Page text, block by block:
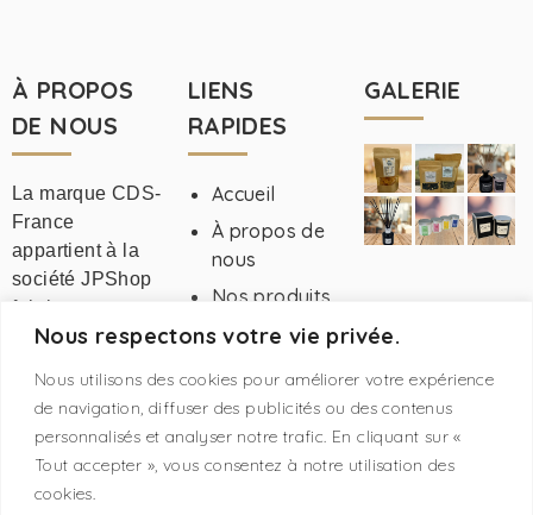
Nous respectons votre vie privée.
Nous utilisons des cookies pour améliorer votre expérience
de navigation, diffuser des publicités ou des contenus
personnalisés et analyser notre trafic. En cliquant sur «
Tout accepter », vous consentez à notre utilisation des
cookies.
À PROPOS
DE NOUS
La marque CDS-
France
appartient à la
société JPShop
fabricant
Français de
cosmétiques.
LIENS
RAPIDES
Accueil
À propos de
nous
Nos produits
Devenir VDI
Mentions
légales
Contact
GALERIE